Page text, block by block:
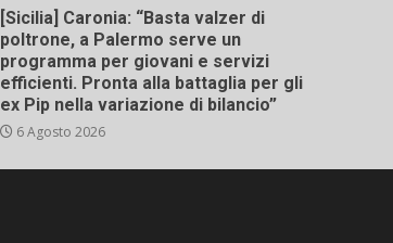
[Sicilia] Caronia: “Basta valzer di
poltrone, a Palermo serve un
programma per giovani e servizi
efficienti. Pronta alla battaglia per gli
ex Pip nella variazione di bilancio”
6 Agosto 2026